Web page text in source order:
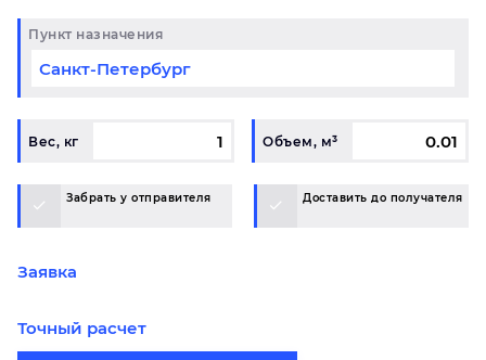
Пункт назначения
Вес, кг Объем, м³
Забрать у отправителя Доставить до получателя
Заявка
Точный расчет